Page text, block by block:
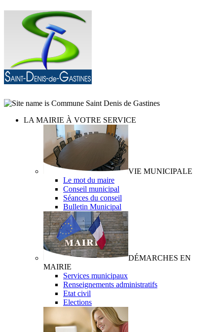
LA MAIRIE À VOTRE SERVICE
VIE MUNICIPALE
Le mot du maire
Conseil municipal
Séances du conseil
Bulletin Municipal
DÉMARCHES EN
MAIRIE
Services municipaux
Renseignements administratifs
Etat civil
Elections